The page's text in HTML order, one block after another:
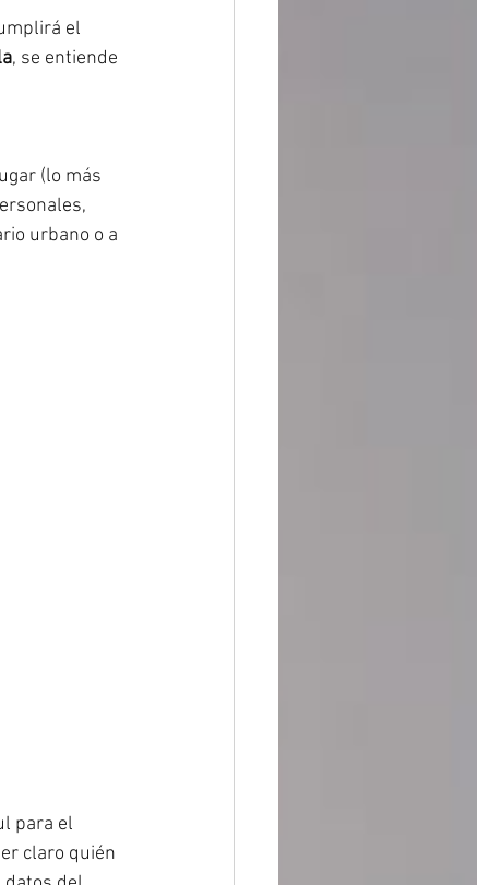
el
, se entiende
(lo más
urbano o a
para el
claro quién